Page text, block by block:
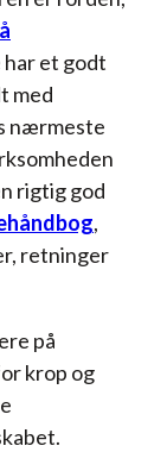
et godt
med
nærmeste
rigtig god
,
retninger
på
krop og